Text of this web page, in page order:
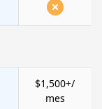
$1,500+/
mes